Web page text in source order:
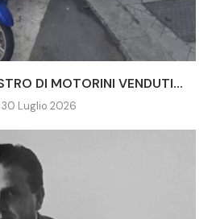
DI MOTORINI VENDUTI...
30 Luglio 2026